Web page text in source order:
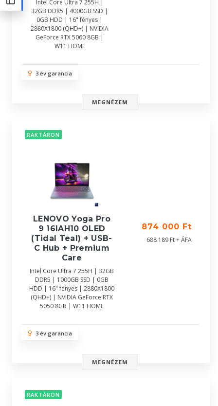
Intel Core Ultra 7 255H |
32GB DDR5 | 4000GB SSD |
0GB HDD | 16" fényes |
2880X1800 (QHD+) | NVIDIA
GeForce RTX 5060 8GB |
W11 HOME
3 év garancia
MEGNÉZEM
RAKTÁRON
LENOVO Yoga Pro
9 16IAH10 OLED
(Tidal Teal) + USB-
C Hub + Premium
Care
Intel Core Ultra 7 255H | 32GB
DDR5 | 1000GB SSD | 0GB
HDD | 16" fényes | 2880X1800
(QHD+) | NVIDIA GeForce RTX
5050 8GB | W11 HOME
874 000 Ft
688 189 Ft + ÁFA
3 év garancia
MEGNÉZEM
RAKTÁRON